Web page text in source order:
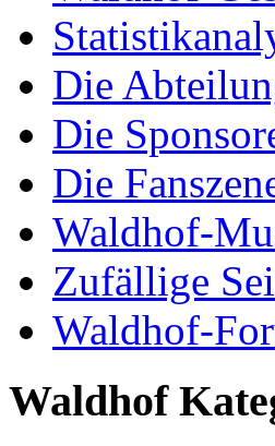
Die
Die
Die
Waldhof-
Zufällige
Waldhof-
Waldhof